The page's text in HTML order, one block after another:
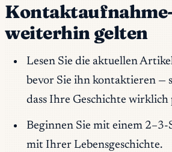
weiterhin gelten
Lesen Sie die aktuellen
bevor Sie ihn kontaktieren —
dass Ihre Geschichte wirklich
Beginnen Sie mit einem
mit Ihrer Lebensgeschichte.